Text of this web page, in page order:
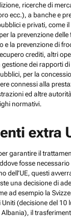
ricerche di
ecc.), a banche e
e privati, come
la prevenzione
e la prevenzione di
crediti, altri
dei rapporti
per la
connessi alla
ed altre
normativi.
extra
garantire il
fosse
dell’UE, questi
una decisione di
ad esempio la
(decisione del 10
il